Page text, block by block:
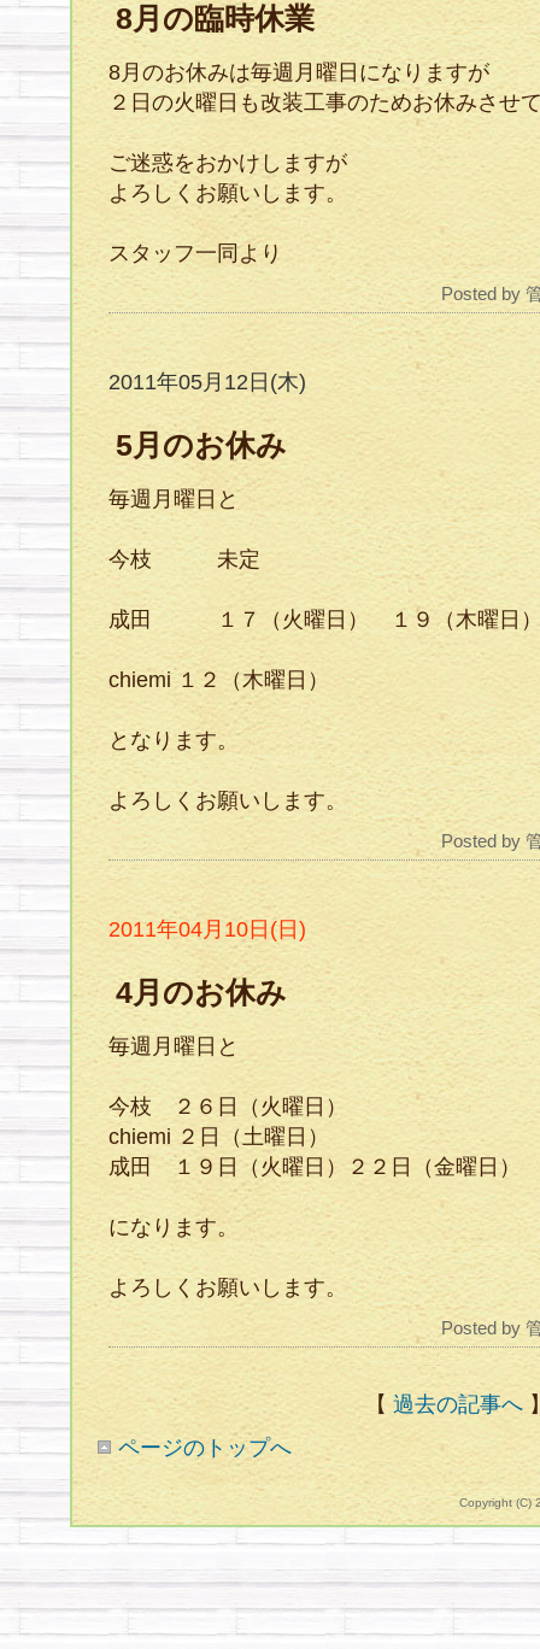
8月の臨時休業
8月のお休みは毎週月曜日になりますが
２日の火曜日も改装工事のためお休みさせ
ご迷惑をおかけしますが
よろしくお願いします。
スタッフ一同より
Posted by
2011年05月12日(木)
5月のお休み
毎週月曜日と
今枝 未定
成田 １７（火曜日） １９（木曜日
chiemi １２（木曜日）
となります。
よろしくお願いします。
Posted by
2011年04月10日(日)
4月のお休み
毎週月曜日と
今枝 ２６日（火曜日）
chiemi ２日（土曜日）
成田 １９日（火曜日）２２日（金曜日）
になります。
よろしくお願いします。
Posted by
【 過去の記事へ
ページのトップへ
Copyright (C)